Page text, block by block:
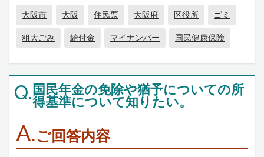
大阪市 大阪 住民票 大阪府 区役所
ゴミ
粗大ごみ
給付金 マイナンバー 国民健康保険
Q.国民年金の免除や猶予についての所
得基準について知りたい。
A.ご回答内容